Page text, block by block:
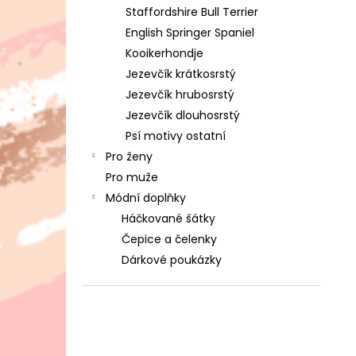
Staffordshire Bull Terrier
English Springer Spaniel
Kooikerhondje
Jezevčík krátkosrstý
Jezevčík hrubosrstý
Jezevčík dlouhosrstý
Psí motivy ostatní
Pro ženy
Pro muže
Módní doplňky
Háčkované šátky
Čepice a čelenky
Dárkové poukázky
1 590 Kč